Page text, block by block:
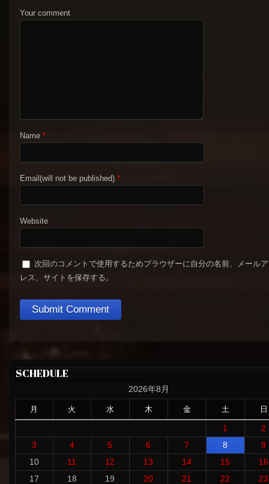
Your comment
Name *
Email(will not be published) *
Website
次回のコメントで使用するためブラウザーに自分の名前、メール
レス、サイトを保存する。
SCHEDULE
2026年8月
月 火 水 木 金 土 日
1
2
3
4 5 6 7 8
9
10
11 12 13 14 15
16
17
18 19 20 21 22
23